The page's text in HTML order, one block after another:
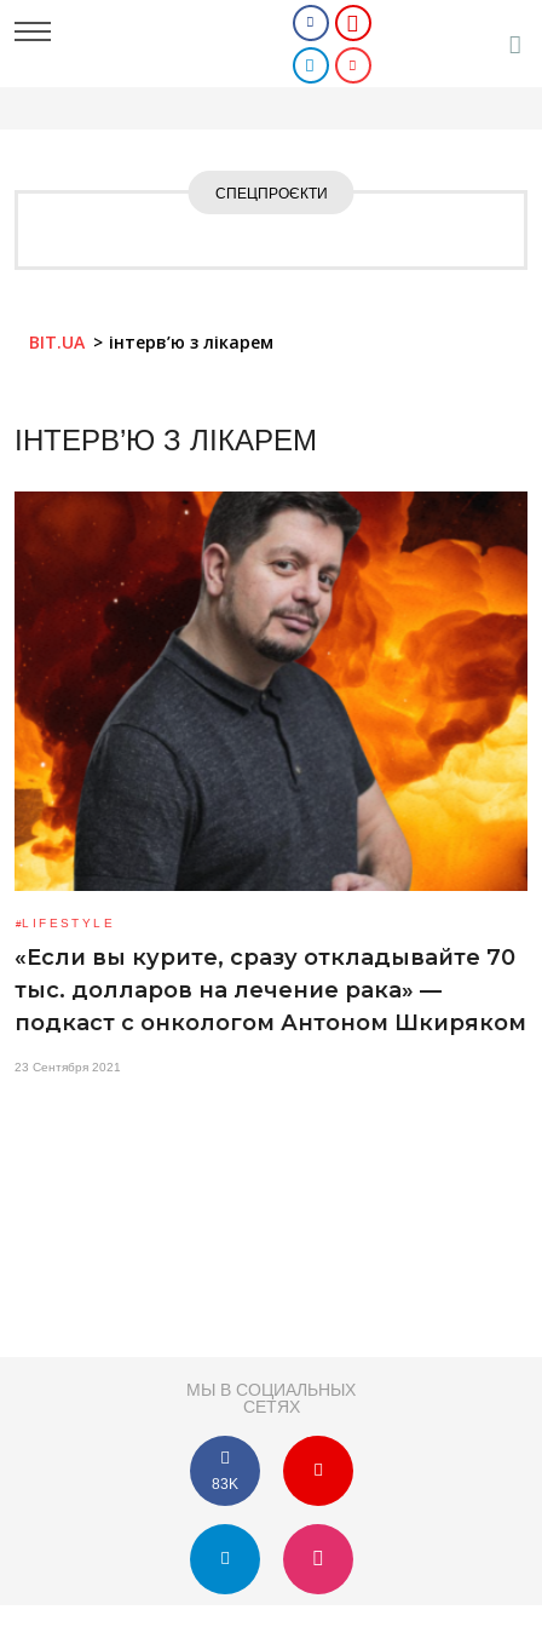
СПЕЦПРОЄКТИ
BIT.UA інтерв’ю з лікарем
ІНТЕРВ’Ю З ЛІКАРЕМ
LIFESTYLE
«Если вы курите, сразу откладывайте 70
тыс. долларов на лечение рака» —
подкаст с онкологом Антоном Шкиряком
23 Сентября 2021
МЫ В СОЦИАЛЬНЫХ
СЕТЯХ
83K